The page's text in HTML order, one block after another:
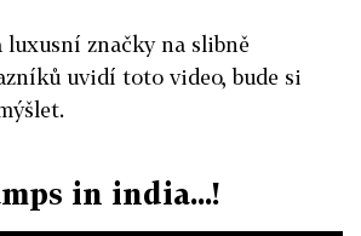
značky na slibně
uvidí toto video, bude si
in india...!